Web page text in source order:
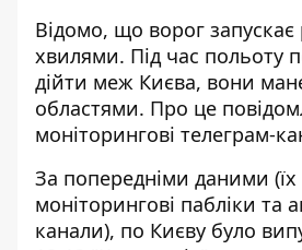
Відомо, що ворог запускає
хвилями. Під час польоту
дійти меж Києва, вони
областями. Про це
моніторингові телеграм-
За попередніми даними
моніторингові пабліки та
канали), по Києву було